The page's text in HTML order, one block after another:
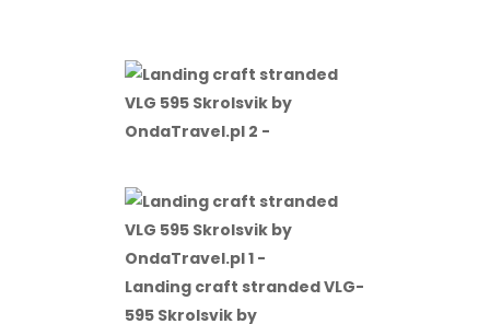
Landing craft stranded VLG-
595 Skrolsvik by